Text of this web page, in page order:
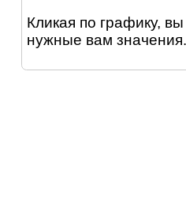
Кликая по графику,
нужные вам значения.